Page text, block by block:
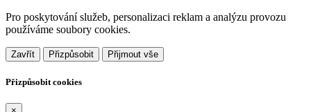
Pro poskytování služeb, personalizaci reklam a analýzu provozu
používáme soubory cookies.
Zavřít Přizpůsobit Přijmout vše
Přizpůsobit cookies